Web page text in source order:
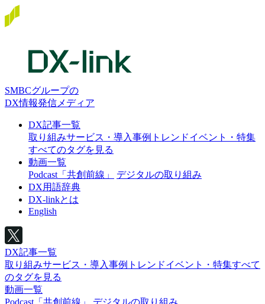
SMBCグループの
DX情報発信メディア
DX記事一覧
取り組みサービス・導入事例 トレンドイベント・特集
すべてのタグを見る
動画一覧
Podcast「共創前線」
デジタルの取り組み
DX用語辞典
DX-linkとは
English
DX記事一覧
取り組みサービス・導入事例 トレンドイベント・特集すべて
のタグを見る
動画一覧
Podcast「共創前線」
デジタルの取り組み